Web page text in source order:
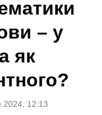
– у
як
2024, 12:13